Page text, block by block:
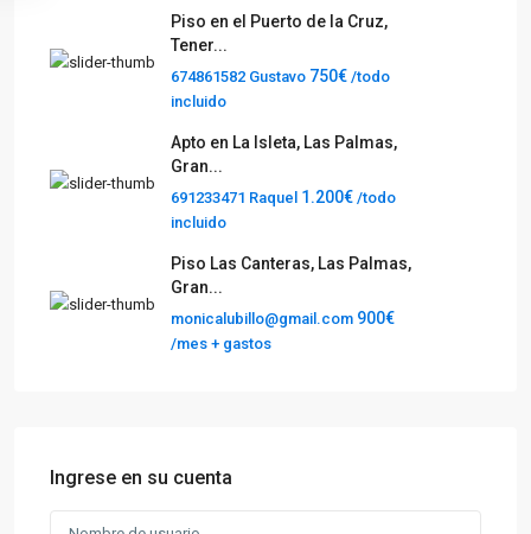
Piso en el Puerto de la Cruz,
Tener...
674861582 Gustavo 750€ /todo
incluido
Apto en La Isleta, Las Palmas,
Gran...
691233471 Raquel 1.200€ /todo
incluido
Piso Las Canteras, Las Palmas,
Gran...
monicalubillo@gmail.com 900€
/mes + gastos
Ingrese en su cuenta